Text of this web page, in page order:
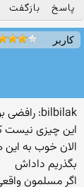
پاسخ بازگفت
کاربر
bilbilak: رافضی بودن توهینه ؟؟
این چیزی نیست
الان خوب به این
بگذریم داداش
اگر مسلمون